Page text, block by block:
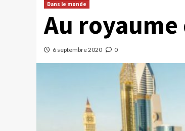
Dans le monde
Au royaume
6 septembre 2020 0